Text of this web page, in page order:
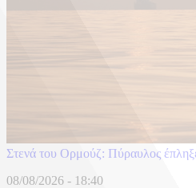
Στενά του Ορμούζ: Πύραυλος
08/08/2026 - 18:40